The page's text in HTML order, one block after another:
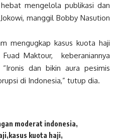
mengelola publikasi dan
manggil Bobby Nasution
mengugkap kasus kuota haji
Maktour, keberaniannya
dan bikin aura pesimis
di Indonesia,” tutup dia.
moderat indonesia
kasus kuota haji